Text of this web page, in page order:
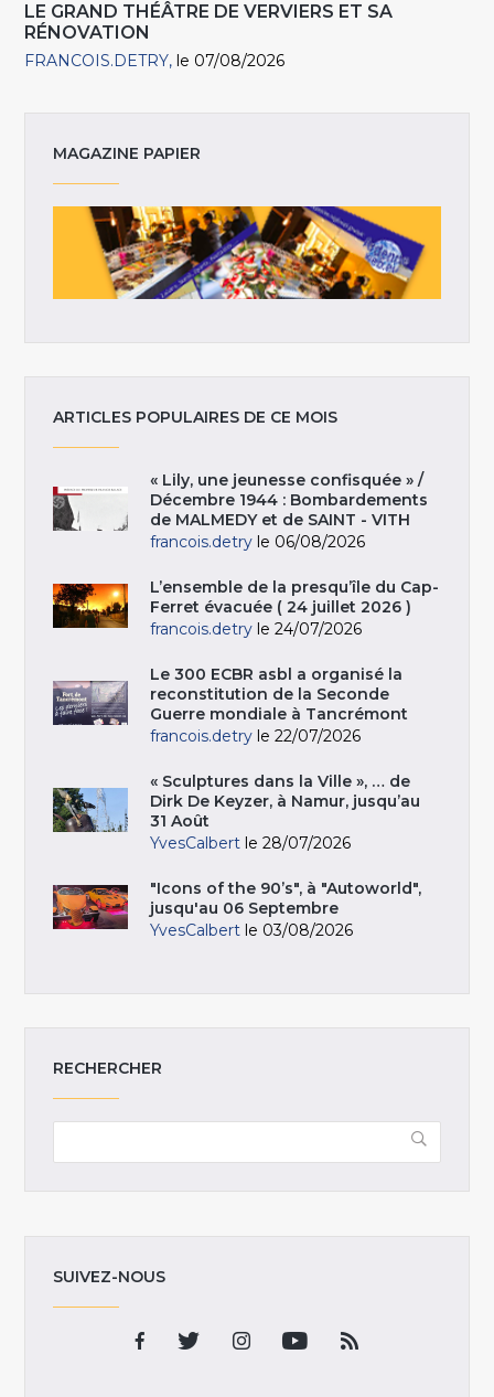
LE GRAND THÉÂTRE DE VERVIERS ET SA
RÉNOVATION
FRANCOIS.DETRY le 07/08/2026
MAGAZINE PAPIER
ARTICLES POPULAIRES DE CE MOIS
« Lily, une jeunesse confisquée » /
Décembre 1944 : Bombardements
de MALMEDY et de SAINT - VITH
francois.detry le 06/08/2026
L’ensemble de la presqu’île du Cap-
Ferret évacuée ( 24 juillet 2026 )
francois.detry le 24/07/2026
Le 300 ECBR asbl a organisé la
reconstitution de la Seconde
Guerre mondiale à Tancrémont
francois.detry le 22/07/2026
« Sculptures dans la Ville », … de
Dirk De Keyzer, à Namur, jusqu’au
31 Août
YvesCalbert le 28/07/2026
"Icons of the 90’s", à "Autoworld",
jusqu'au 06 Septembre
YvesCalbert le 03/08/2026
RECHERCHER
SUIVEZ-NOUS